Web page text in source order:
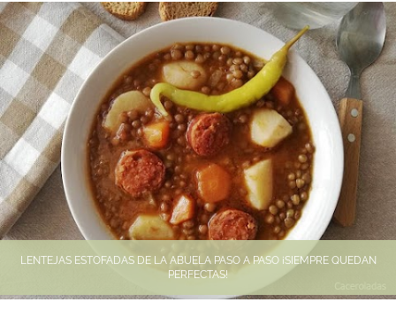
LENTEJAS ESTOFADAS DE LA ABUELA PASO A PASO ¡SIEMPRE QUEDAN
PERFECTAS!